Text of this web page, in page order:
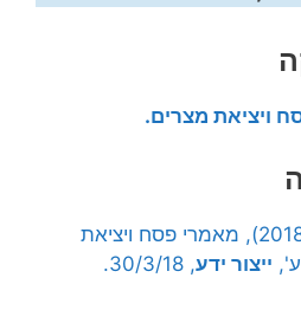
ויציאת מצרים.
פנחס יחזקאלי (2018), מאמרי פסח ויציאת
ייצור ידע, 30/3/18.